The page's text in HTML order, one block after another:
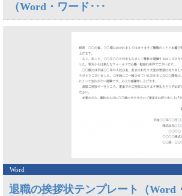
（Word・ワード･･･
Word
退職の挨拶状テンプレート（Word